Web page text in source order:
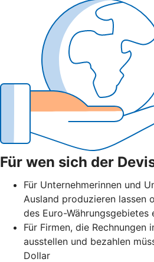
Für wen sich der
Für Unternehmerinnen und
Ausland produzieren lassen
des Euro-Währungsgebietes
Für Firmen, die Rechnungen
ausstellen und bezahlen
Dollar